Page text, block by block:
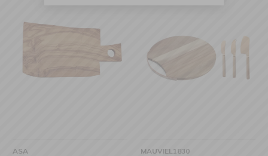
ASA MAUVIEL1830